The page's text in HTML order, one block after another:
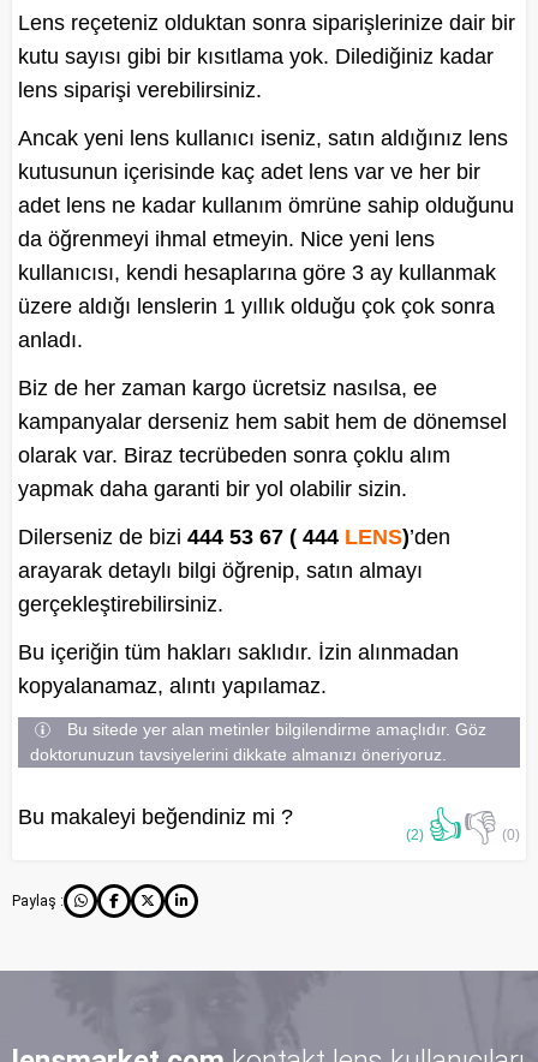
Lens reçeteniz olduktan sonra siparişlerinize dair bir
kutu sayısı gibi bir kısıtlama yok. Dilediğiniz kadar
lens siparişi verebilirsiniz.
Ancak yeni lens kullanıcı iseniz, satın aldığınız lens
kutusunun içerisinde kaç adet lens var ve her bir
adet lens ne kadar kullanım ömrüne sahip olduğunu
da öğrenmeyi ihmal etmeyin. Nice yeni lens
kullanıcısı, kendi hesaplarına göre 3 ay kullanmak
üzere aldığı lenslerin 1 yıllık olduğu çok çok sonra
anladı.
Biz de her zaman kargo ücretsiz nasılsa, ee
kampanyalar derseniz hem sabit hem de dönemsel
olarak var. Biraz tecrübeden sonra çoklu alım
yapmak daha garanti bir yol olabilir sizin.
Dilerseniz de bizi 444 53 67 ( 444 LENS)’den
arayarak detaylı bilgi öğrenip, satın almayı
gerçekleştirebilirsiniz.
Bu içeriğin tüm hakları saklıdır. İzin alınmadan
kopyalanamaz, alıntı yapılamaz.
Bu sitede yer alan metinler bilgilendirme amaçlıdır. Göz
doktorunuzun tavsiyelerini dikkate almanızı öneriyoruz.
Bu makaleyi beğendiniz mi ?
(2) 👍👎 (0)
Paylaş :